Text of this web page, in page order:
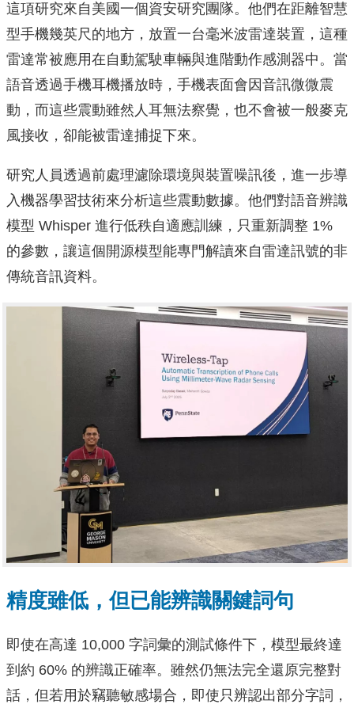
這項研究來自美國一個資安研究團隊。他們在距離智慧
型手機幾英尺的地方，放置一台毫米波雷達裝置，這種
雷達常被應用在自動駕駛車輛與進階動作感測器中。當
語音透過手機耳機播放時，手機表面會因音訊微微震
動，而這些震動雖然人耳無法察覺，也不會被一般麥克
風接收，卻能被雷達捕捉下來。
研究人員透過前處理濾除環境與裝置噪訊後，進一步導
入機器學習技術來分析這些震動數據。他們對語音辨識
模型 Whisper 進行低秩自適應訓練，只重新調整 1%
的參數，讓這個開源模型能專門解讀來自雷達訊號的非
傳統音訊資料。
精度雖低，但已能辨識關鍵詞句
即使在高達 10,000 字詞彙的測試條件下，模型最終達
到約 60% 的辨識正確率。雖然仍無法完全還原完整對
話，但若用於竊聽敏感場合，即使只辨認出部分字詞，